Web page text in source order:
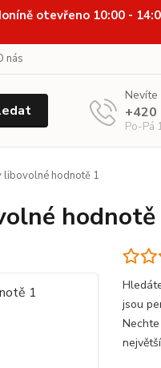
otevřeno 10:00 -
nás
Nevíte
+420
Po-Pá
libovolné hodnotě 1
hodnotě
jsou